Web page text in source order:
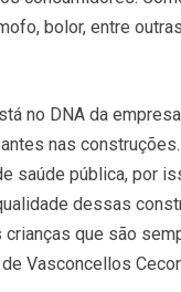
bolor, entre
no DNA da
nas
saúde pública, por
dessas
que são
Vasconcellos